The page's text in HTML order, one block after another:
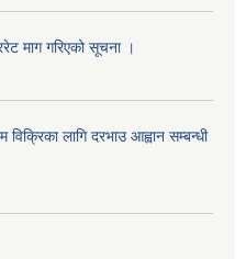
माग गरिएको सूचना ।
लागि दरभाउ आह्वान सम्बन्धी